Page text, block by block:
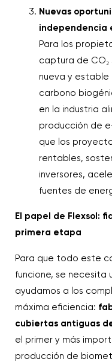
Nuevas
independencia
Para los
captura de
nueva y estable
carbono
en la industria
producción de
que los
rentables,
inversores,
fuentes de
El papel de Flexsol:
primera etapa
Para que todo este
funcione, se necesita
ayudamos a los
máxima eficiencia:
cubiertas antiguas
el primer y más
producción de